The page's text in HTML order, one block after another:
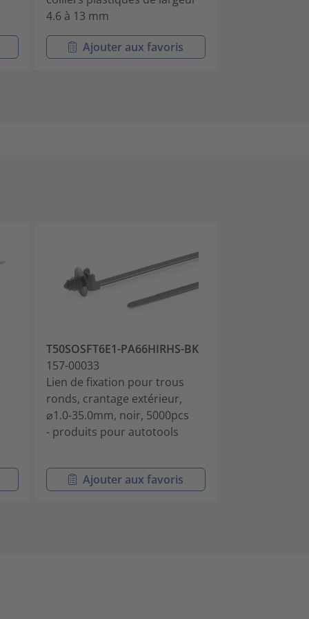
4.6 à 13 mm
Ajouter aux favoris
T50SOSFT6E1-PA66HIRHS-BK
157-00033
Lien de fixation pour trous
ronds, crantage extérieur,
⌀1.0-35.0mm, noir, 5000pcs
- produits pour autotools
Ajouter aux favoris